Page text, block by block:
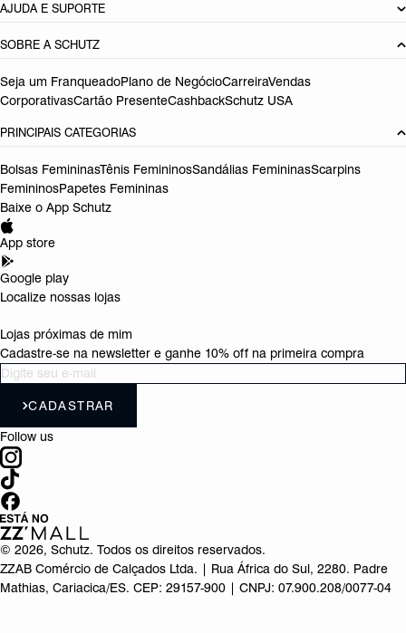
AJUDA E SUPORTE
SOBRE A SCHUTZ
Seja um FranqueadoPlano de NegócioCarreiraVendas
CorporativasCartão PresenteCashbackSchutz USA
PRINCIPAIS CATEGORIAS
Bolsas FemininasTênis FemininosSandálias FemininasScarpins
FemininosPapetes Femininas
Baixe o App Schutz
App store
Google play
Localize nossas lojas
Lojas próximas de mim
Cadastre-se na newsletter e ganhe 10% off na primeira compra
CADASTRAR
Follow us
© 2026, Schutz. Todos os direitos reservados.
ZZAB Comércio de Calçados Ltda. | Rua África do Sul, 2280. Padre
Mathias, Cariacica/ES. CEP: 29157-900 | CNPJ: 07.900.208/0077-04